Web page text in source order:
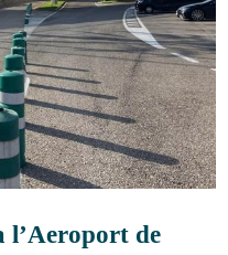
l’Aeroport de